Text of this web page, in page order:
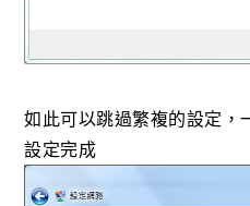
如此可以跳過繁複的設定，
設定完成